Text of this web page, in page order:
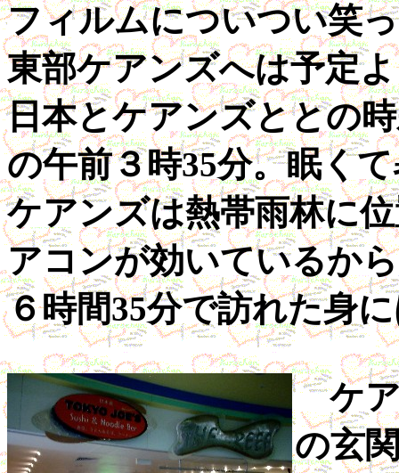
フィルムについつい笑
東部ケアンズへは予定
日本とケアンズととの
の午前３時35分。眠く
ケアンズは熱帯雨林に
アコンが効いているか
６時間35分で訪れた身
ケア
の玄